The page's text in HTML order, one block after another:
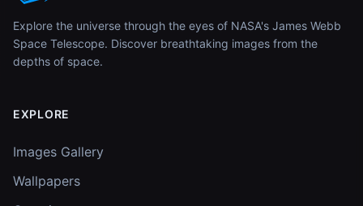
Explore the universe through the eyes of NASA's James Webb
Space Telescope. Discover breathtaking images from the
depths of space.
EXPLORE
Images Gallery
Wallpapers